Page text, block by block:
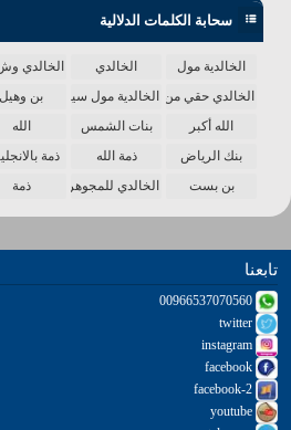
سحابة الكلمات الدلالية
الخالدية مول الخالدي الخالدي
الخالدي حقي من الدنياالخالدية مول سينما بن وهيل
الله أكبر
بنات الشمس الله
بنك الرياض
ذمة الله ذمة
بن بست
الخالدي للمجوهرات ذمة
تابعنا